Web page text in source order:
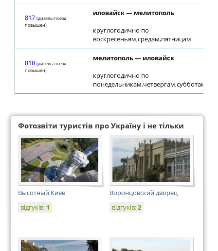
817 (дизель-поезд
повышен)
иловайск — мелитополь
круглогодично по
воскресеньям,средам,пятницам
818 (дизель-поезд
повышен)
мелитополь — иловайск
круглогодично по
понедельникам,четвергам,субботам
Фотозвіти туристів про Україну і не тільки
Высотный Киев
відгуків: 1
Воронцовский дворец
відгуків:2